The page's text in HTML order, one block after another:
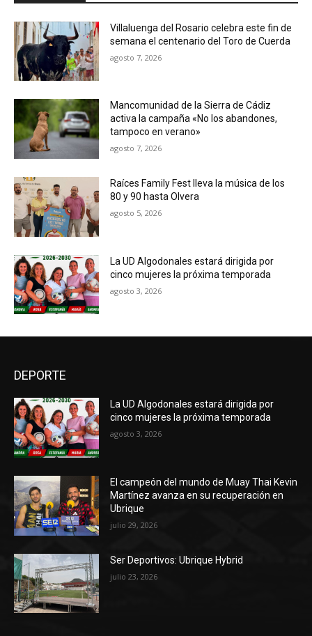
Villaluenga del Rosario celebra este fin de
semana el centenario del Toro de Cuerda
agosto 7, 2026
Mancomunidad de la Sierra de Cádiz
activa la campaña «No los abandones,
tampoco en verano»
agosto 7, 2026
Raíces Family Fest lleva la música de los
80 y 90 hasta Olvera
agosto 5, 2026
La UD Algodonales estará dirigida por
cinco mujeres la próxima temporada
agosto 3, 2026
DEPORTE
La UD Algodonales estará dirigida por
cinco mujeres la próxima temporada
agosto 3, 2026
El campeón del mundo de Muay Thai Kevin
Martínez avanza en su recuperación en
Ubrique
julio 29, 2026
Ser Deportivos: Ubrique Hybrid
julio 23, 2026